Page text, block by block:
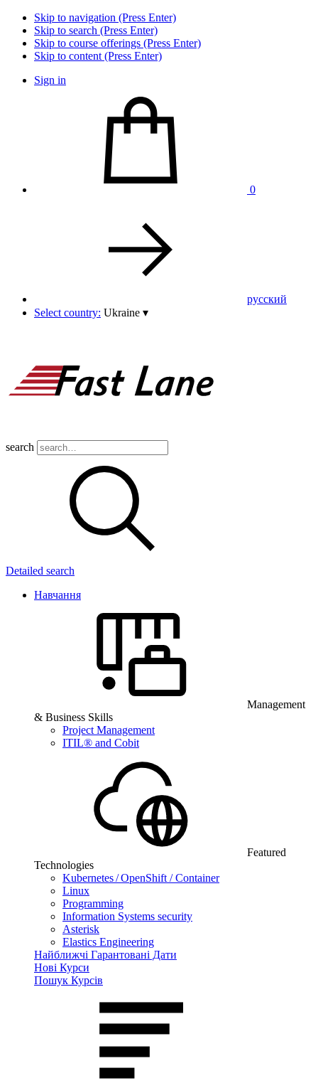
Skip to navigation (Press Enter)
Skip to search (Press Enter)
Skip to course offerings (Press Enter)
Skip to content (Press Enter)
Sign in
0
pусский
Select country: Ukraine ▾
search
Detailed search
Навчання
Management
& Business Skills
Project Management
ITIL® and Cobit
Featured
Technologies
Kubernetes / OpenShift / Container
Linux
Programming
Information Systems security
Asterisk
Elastics Engineering
Найближчі Гарантовані Дати
Нові Курси
Пошук Курсів